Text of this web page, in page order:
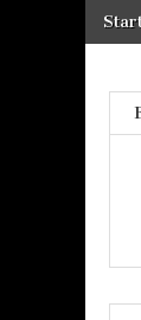
Main
menu
Skip